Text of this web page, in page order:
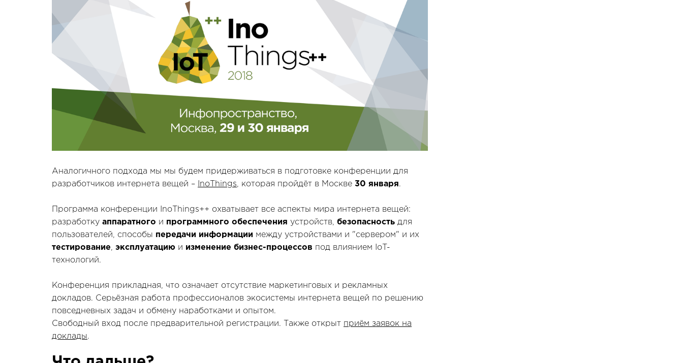
Аналогичного подхода мы мы будем придерживаться в подготовке конференции для
разработчиков интернета вещей –
InoThings, которая пройдёт в Москве 30 января.
Программа конференции InoThings++ охватывает все аспекты мира интернета вещей:
разработку аппаратного и программного обеспечения устройств, безопасность для
пользователей, способы передачи информации между устройствами и "сервером" и их
тестирование, эксплуатацию и изменение бизнес-процессов под влиянием IoT-
технологий.
Конференция прикладная, что означает отсутствие маркетинговых и рекламных
докладов. Серьёзная работа профессионалов экосистемы интернета вещей по решению
повседневных задач и обмену наработками и опытом.
Свободный вход после предварительной регистрации. Также открыт приём заявок на
доклады.